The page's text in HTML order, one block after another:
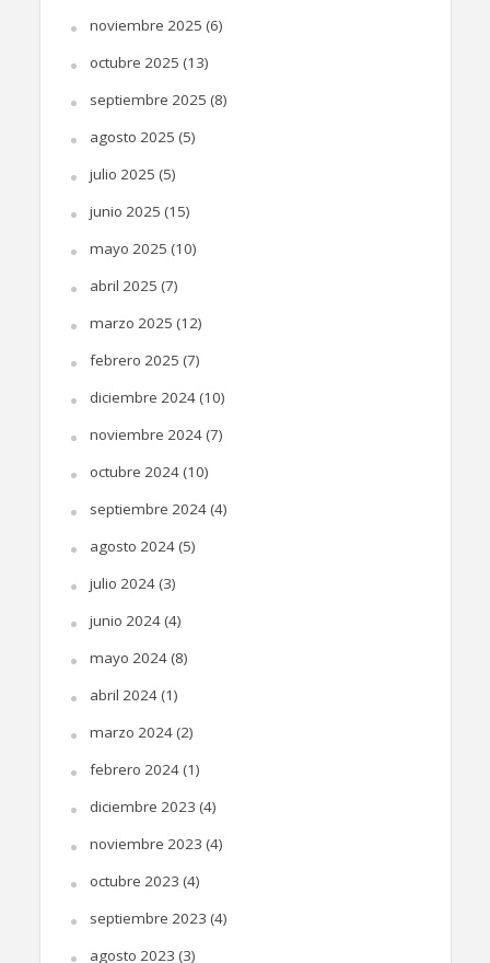
noviembre 2025 (6)
octubre 2025 (13)
septiembre 2025 (8)
agosto 2025 (5)
julio 2025 (5)
junio 2025 (15)
mayo 2025 (10)
abril 2025 (7)
marzo 2025 (12)
febrero 2025 (7)
diciembre 2024(10)
noviembre 2024(7)
octubre 2024(10)
septiembre 2024(4)
agosto 2024(5)
julio 2024(3)
junio 2024(4)
mayo 2024(8)
abril 2024(1)
marzo 2024(2)
febrero 2024(1)
diciembre 2023 (4)
noviembre 2023 (4)
octubre 2023 (4)
septiembre 2023 (4)
agosto 2023 (3)